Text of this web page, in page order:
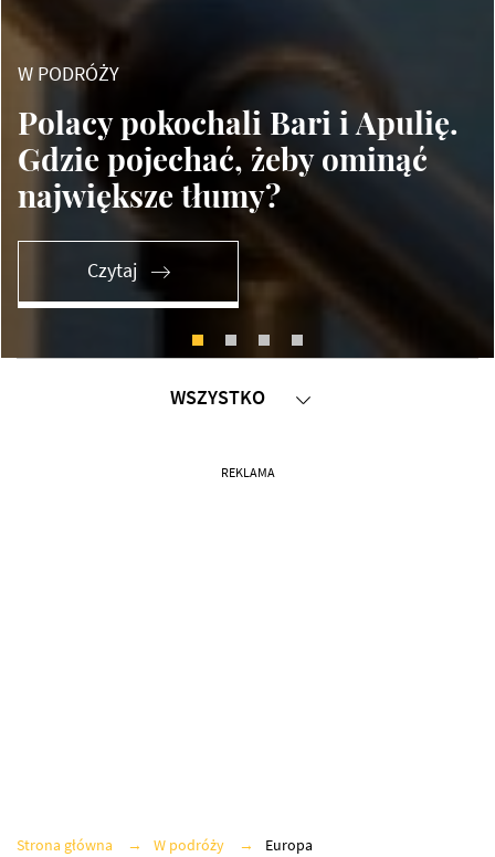
W PODRÓŻY
Polacy pokochali Bari i Apulię.
Gdzie pojechać, żeby ominąć
największe tłumy?
Czytaj
WSZYSTKO
W PODRÓŻY
REKLAMA
Strona główna W podróży Europa